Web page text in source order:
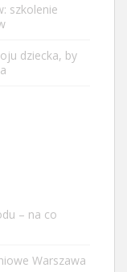
szkolenie
dziecka, by
– na co
Warszawa